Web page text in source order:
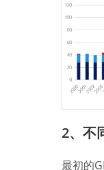
2、 不
最初的